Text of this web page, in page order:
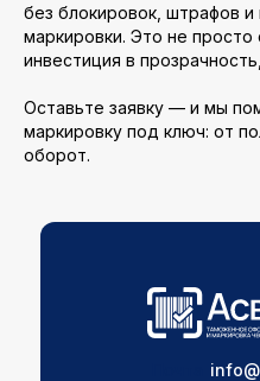
без блокировок, штрафов
маркировки. Это не
инвестиция в
Оставьте заявку — и мы
маркировку под ключ: от
оборот.